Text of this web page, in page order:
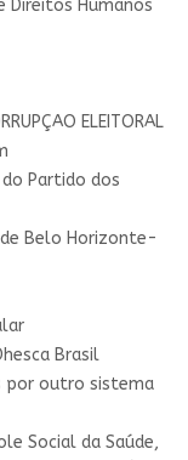
Direitos Humanos
ELEITORAL
do Partido dos
de Belo Horizonte-
Brasil
por outro sistema
Social da Saúde,